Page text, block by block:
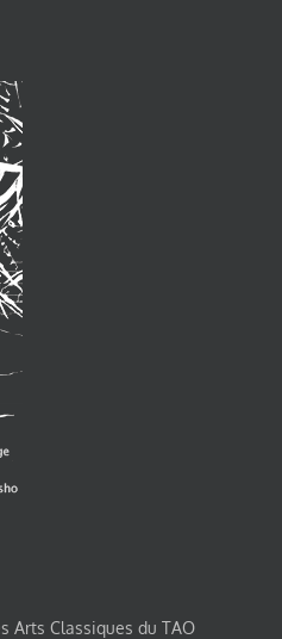
Arts Classiques du TAO